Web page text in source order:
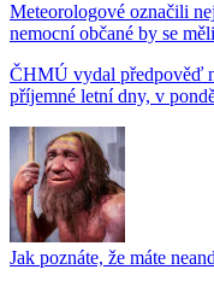
Meteorologové označili
nemocní občané by se
ČHMÚ vydal předpověď
příjemné letní dny, v
Jak poznáte, že máte